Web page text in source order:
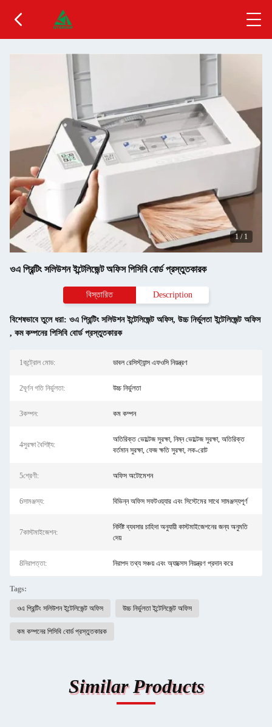
1 / 1
ওএ প্রিন্টিং সলিউশন ইন্টেলিজেন্ট অফিস পিসিবি বোর্ড প্রস্তুতকারক
বিস্তারিত Description
বিশেষভাবে তুলে ধরা: ওএ প্রিন্টিং সলিউশন ইন্টেলিজেন্ট অফিস, উচ্চ নির্ভুলতা ইন্টেলিজেন্ট অফিস
, কম কম্পনের পিসিবি বোর্ড প্রস্তুতকারক
1কন্ট্রোল মোড: ডাবল রেসিস্ট্যান্স এফওসি নিয়ন্ত্রণ
2ঘূর্ণন গতি নির্ভুলতা: উচ্চ নির্ভুলতা
3কম্পন: কম কম্পন
4সুরক্ষা বৈশিষ্ট্য:
অতিরিক্ত ভোল্টেজ সুরক্ষা, নিম্ন ভোল্টেজ সুরক্ষা, অতিরিক্ত
বর্তমান সুরক্ষা, ফেজ ক্ষতি সুরক্ষা, লক-রোট
5শ্রেণী: অফিস অটোমেশন
6সামঞ্জস্য: বিভিন্ন অফিস সফটওয়্যার এবং সিস্টেমের সাথে সামঞ্জস্যপূর্ণ
7কাস্টমাইজেশন:
নির্দিষ্ট ব্যবসার চাহিদা অনুযায়ী কাস্টমাইজেশনের জন্য অনুমতি
দেয়
8নিরাপত্তা: নিরাপদ তথ্য সঞ্চয় এবং অ্যাক্সেস নিয়ন্ত্রণ প্রদান করে
Tags:
ওএ প্রিন্টিং সলিউশন ইন্টেলিজেন্ট অফিস উচ্চ নির্ভুলতা ইন্টেলিজেন্ট অফিস
কম কম্পনের পিসিবি বোর্ড প্রস্তুতকারক
Similar Products